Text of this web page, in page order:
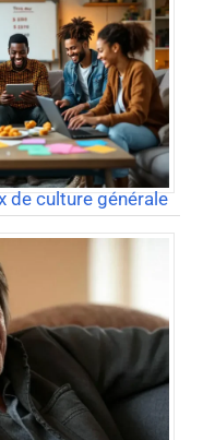
de culture générale